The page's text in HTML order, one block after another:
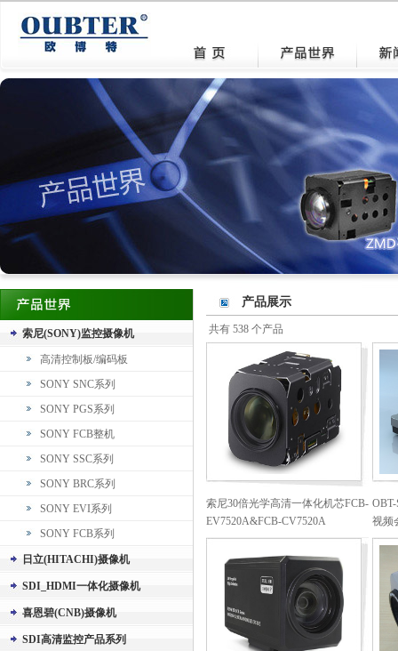
索尼(SONY)监控摄像机
高清控制板/编码板
SONY SNC系列
SONY PGS系列
SONY FCB整机
SONY SSC系列
SONY BRC系列
SONY EVI系列
SONY FCB系列
日立(HITACHI)摄像机
SDI_HDMI一体化摄像机
喜恩碧(CNB)摄像机
SDI高清监控产品系列
产品展示
共有 538 个产品
索尼30倍光学高清一体化机芯FCB-
EV7520A&FCB-CV7520A
视频
输出